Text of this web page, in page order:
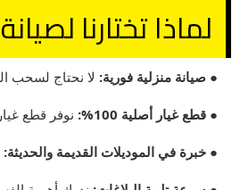
لماذا تختارنا
● صيانة منزلية فورية: لا نحتاج لسحب
● قطع غيار أصلية 100%: نوفر قطع
● خبرة في الموديلات القديمة والحديثة: